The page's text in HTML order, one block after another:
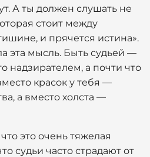
А ты должен слушать не
стоит между
и прячется истина».
эта мысль. Быть судьей —
надзирателем, а почти что
красок у тебя —
а вместо холста —
это очень тяжелая
судьи часто страдают от